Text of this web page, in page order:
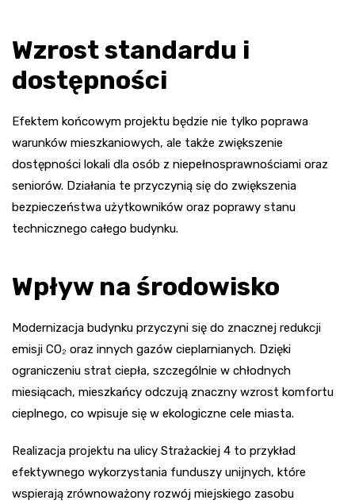
Wzrost standardu i
dostępności
Efektem końcowym projektu będzie nie tylko poprawa
warunków mieszkaniowych, ale także zwiększenie
dostępności lokali dla osób z niepełnosprawnościami oraz
seniorów. Działania te przyczynią się do zwiększenia
bezpieczeństwa użytkowników oraz poprawy stanu
technicznego całego budynku.
Wpływ na środowisko
Modernizacja budynku przyczyni się do znacznej redukcji
emisji CO₂ oraz innych gazów cieplarnianych. Dzięki
ograniczeniu strat ciepła, szczególnie w chłodnych
miesiącach, mieszkańcy odczują znaczny wzrost komfortu
cieplnego, co wpisuje się w ekologiczne cele miasta.
Realizacja projektu na ulicy Strażackiej 4 to przykład
efektywnego wykorzystania funduszy unijnych, które
wspierają zrównoważony rozwój miejskiego zasobu